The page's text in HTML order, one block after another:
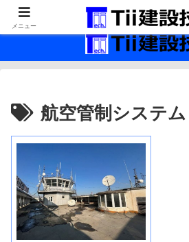
最新の建設技術の情報イ
航空管制システム
メニュー